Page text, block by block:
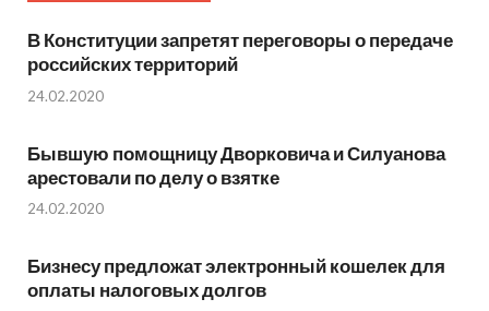
В Конституции запретят переговоры о передаче
российских территорий
24.02.2020
Бывшую помощницу Дворковича и Силуанова
арестовали по делу о взятке
24.02.2020
Бизнесу предложат электронный кошелек для
оплаты налоговых долгов